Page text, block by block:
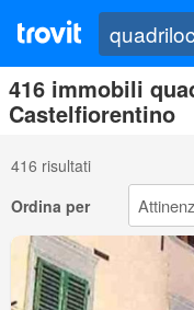
416 immobili
Castelfiorentino
416 risultati
Ordina per